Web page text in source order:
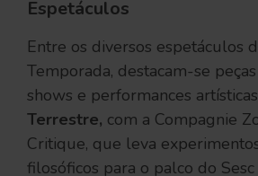
Espetáculos
Entre os diversos espetáculos
Temporada, destacam-se
shows e performances
Terrestre, com a Compagnie
Critique, que leva
filosóficos para o palco do Sesc